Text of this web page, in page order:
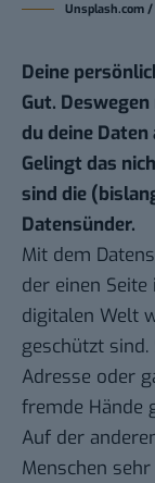
Unsplash.com /
Deine
Gut.
du deine
Gelingt das
sind die
Datensünder.
Mit dem
der einen
digitalen Welt
geschützt
Adresse oder
fremde Hände
Auf der
Menschen